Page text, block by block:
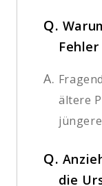
Q.
A.
ältere
Q.
die